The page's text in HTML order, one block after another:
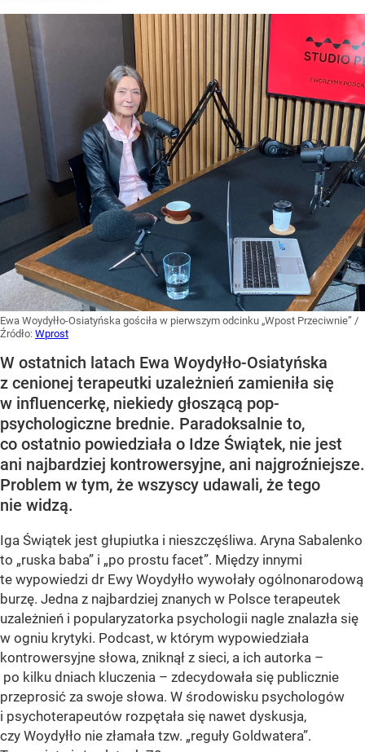
Ewa Woydyłło-Osiatyńska gościła w pierwszym odcinku „Wpost Przeciwnie” /
Źródło: Wprost
W ostatnich latach Ewa Woydyłło-Osiatyńska
z cenionej terapeutki uzależnień zamieniła się
w influencerkę, niekiedy głoszącą pop-
psychologiczne brednie. Paradoksalnie to,
co ostatnio powiedziała o Idze Świątek, nie jest
ani najbardziej kontrowersyjne, ani najgroźniejsze.
Problem w tym, że wszyscy udawali, że tego
nie widzą.
Iga Świątek jest głupiutka i nieszczęśliwa. Aryna Sabalenko
to „ruska baba” i „po prostu facet”. Między innymi
te wypowiedzi dr Ewy Woydyłło wywołały ogólnonarodową
burzę. Jedna z najbardziej znanych w Polsce terapeutek
uzależnień i popularyzatorka psychologii nagle znalazła się
w ogniu krytyki. Podcast, w którym wypowiedziała
kontrowersyjne słowa, zniknął z sieci, a ich autorka –
po kilku dniach kluczenia – zdecydowała się publicznie
przeprosić za swoje słowa. W środowisku psychologów
i psychoterapeutów rozpętała się nawet dyskusja,
czy Woydyłło nie złamała tzw. „reguły Goldwatera”.